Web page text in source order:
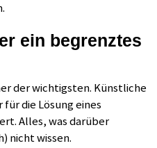
ein begrenztes
der wichtigsten. Künstliche
die Lösung eines
Alles, was darüber
nicht wissen.